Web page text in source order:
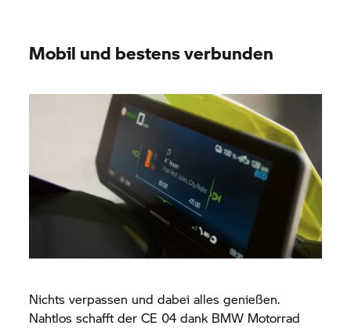
Mobil und bestens verbunden
Nichts verpassen und dabei alles genießen.
Nahtlos schafft derCE 04 dank BMW Motorrad